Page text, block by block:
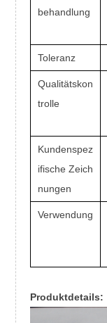
behandlung
Toleranz
Qualitätskon
trolle
Kundenspez
ifische Zeich
nungen
Verwendung
Produktdetails: